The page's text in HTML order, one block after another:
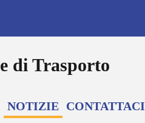
NOTIZIE CONTATTACI